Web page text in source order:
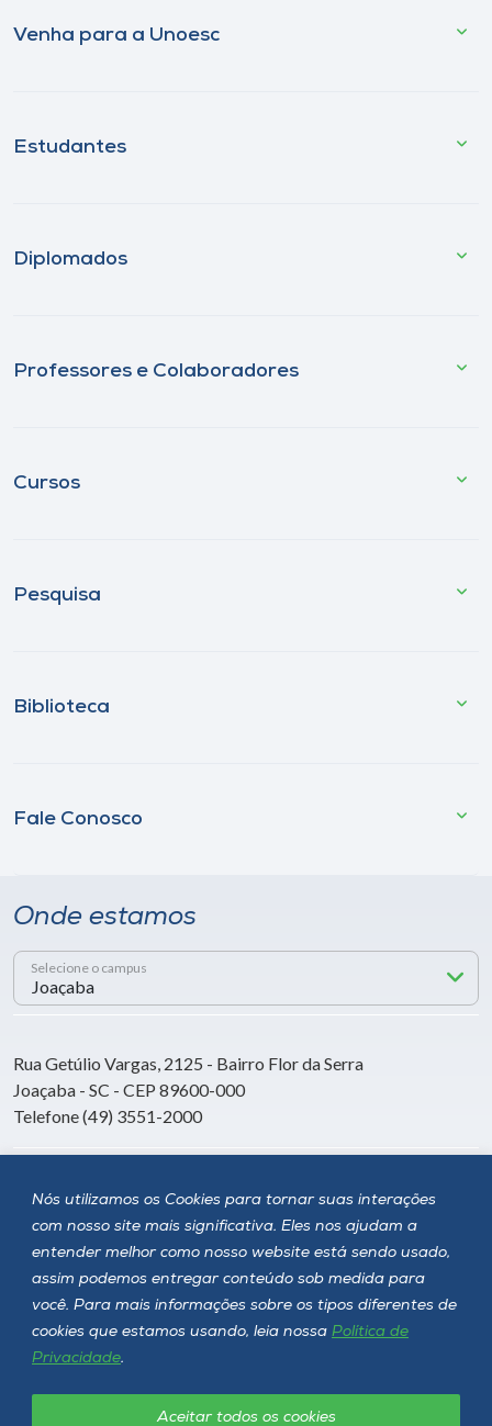
Nós utilizamos os Cookies para tornar suas interações
com nosso site mais significativa. Eles nos ajudam a
entender melhor como nosso website está sendo usado,
assim podemos entregar conteúdo sob medida para
você. Para mais informações sobre os tipos diferentes de
cookies que estamos usando, leia nossa Política de
Privacidade.
Aceitar todos os cookies
Venha para a Unoesc
Estudantes
Diplomados
Professores e Colaboradores
Cursos
Pesquisa
Biblioteca
Fale Conosco
Onde estamos
Selecione o campus
Rua Getúlio Vargas, 2125 - Bairro Flor da Serra
Joaçaba - SC - CEP 89600-000
Telefone (49) 3551-2000
Siga a Unoesc